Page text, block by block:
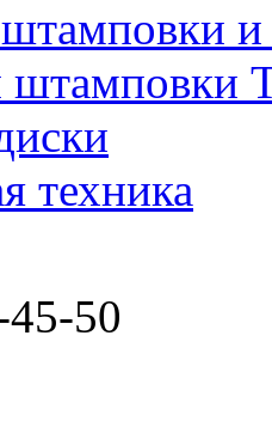
и
штамповки
техника
50